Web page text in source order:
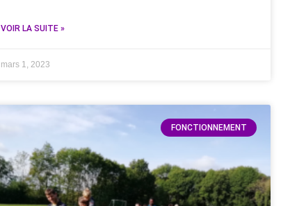
VOIR LA SUITE »
mars 1, 2023
FONCTIONNEMENT